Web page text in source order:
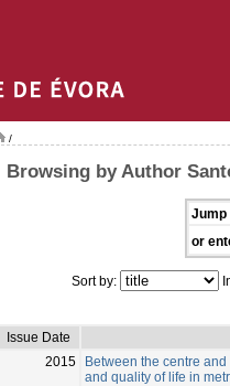
/
Browsing by Author
Jump
or
Sort by:
Issue Date
2015
Between the centre
and quality of life in